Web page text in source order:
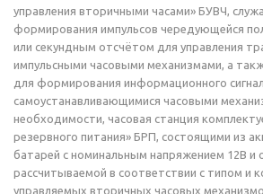
управления вторичными часами» БУВЧ,
формирования импульсов чередующейся
или секундным отсчётом для управления
импульсными часовыми механизмами, а
для формирования информационного
самоустанавливающимися часовыми
необходимости, часовая станция
резервного питания» БРП, состоящими из
батарей с номинальным напряжением 12В
рассчитываемой в соответствии с типом и
управляемых вторичных часовых